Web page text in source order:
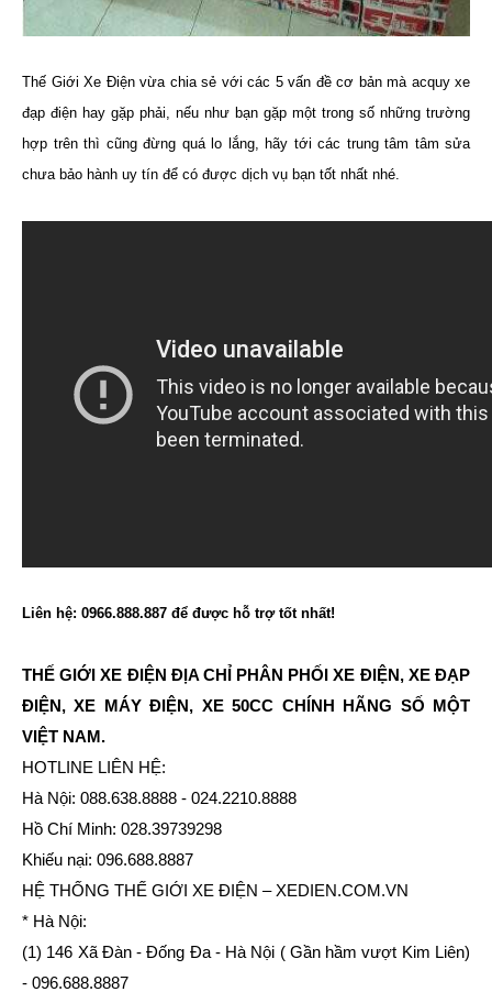
Thế Giới Xe Điện vừa chia sẻ với các 5 vấn đề cơ bản mà acquy xe
đạp điện hay gặp phải, nếu như bạn gặp một trong số những trường
hợp trên thì cũng đừng quá lo lắng, hãy tới các trung tâm tâm sửa
chưa bảo hành uy tín để có được dịch vụ bạn tốt nhất nhé.
Liên hệ: 0966.888.887 để được hỗ trợ tốt nhất!
THẾ GIỚI XE ĐIỆN ĐỊA CHỈ PHÂN PHỐI XE ĐIỆN, XE ĐẠP
ĐIỆN, XE MÁY ĐIỆN, XE 50CC CHÍNH HÃNG SỐ MỘT
VIỆT NAM.
HOTLINE LIÊN HỆ:
Hà Nội: 088.638.8888 - 024.2210.8888
Hồ Chí Minh: 028.39739298
Khiếu nại: 096.688.8887
HỆ THỐNG THẾ GIỚI XE ĐIỆN – XEDIEN.COM.VN
* Hà Nội:
(1) 146 Xã Đàn - Đống Đa - Hà Nội ( Gần hầm vượt Kim Liên)
- 096.688.8887